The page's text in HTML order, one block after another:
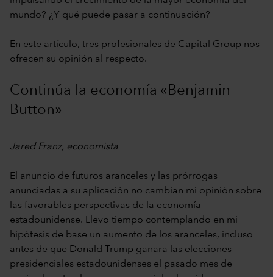
mundo? ¿Y qué puede pasar a continuación?
En este artículo, tres profesionales de Capital Group nos
ofrecen su opinión al respecto.
Continúa la economía «Benjamin
Button»
Jared Franz, economista
El anuncio de futuros aranceles y las prórrogas
anunciadas a su aplicación no cambian mi opinión sobre
las favorables perspectivas de la economía
estadounidense. Llevo tiempo contemplando en mi
hipótesis de base un aumento de los aranceles, incluso
antes de que Donald Trump ganara las elecciones
presidenciales estadounidenses el pasado mes de